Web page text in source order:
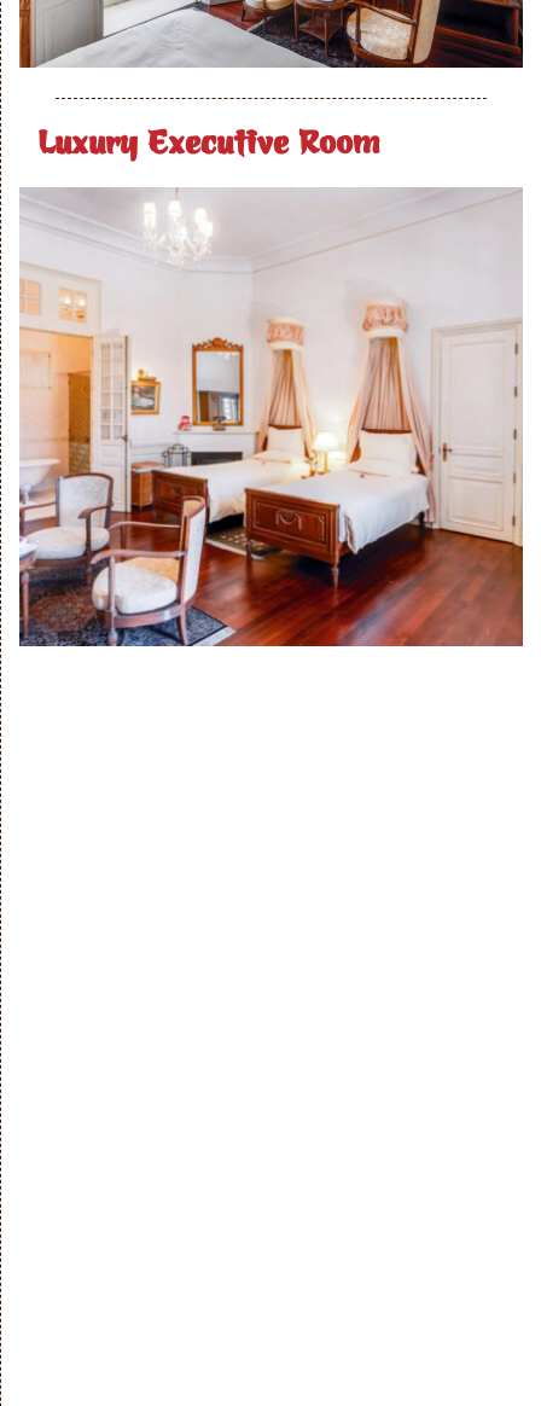
Luxury Executive Room